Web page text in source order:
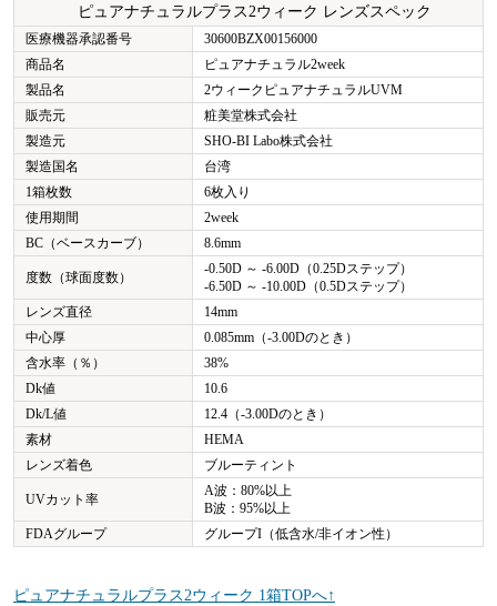
ピュアナチュラルプラス2ウィーク レンズスペック
医療機器承認番号
30600BZX00156000
商品名
ピュアナチュラル2week
製品名
2ウィークピュアナチュラルUVM
販売元
粧美堂株式会社
製造元
SHO-BI Labo株式会社
製造国名
台湾
1箱枚数
6枚入り
使用期間
2week
BC（ベースカーブ）
8.6mm
度数（球面度数）
-0.50D ～ -6.00D（0.25Dステップ）
-6.50D ～ -10.00D（0.5Dステップ）
レンズ直径
14mm
中心厚
0.085mm（-3.00Dのとき）
含水率（％）
38%
Dk値
10.6
Dk/L値
12.4（-3.00Dのとき）
素材
HEMA
レンズ着色
ブルーティント
UVカット率
A波：80%以上
B波：95%以上
FDAグループ
グループI（低含水/非イオン性）
ピュアナチュラルプラス2ウィーク 1箱TOPへ↑